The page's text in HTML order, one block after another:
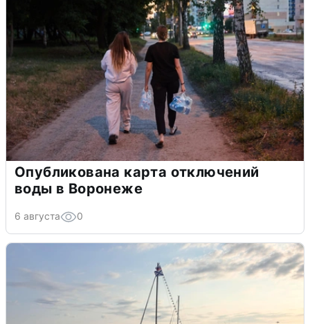
Опубликована карта отключений
воды в Воронеже
6 августа 0